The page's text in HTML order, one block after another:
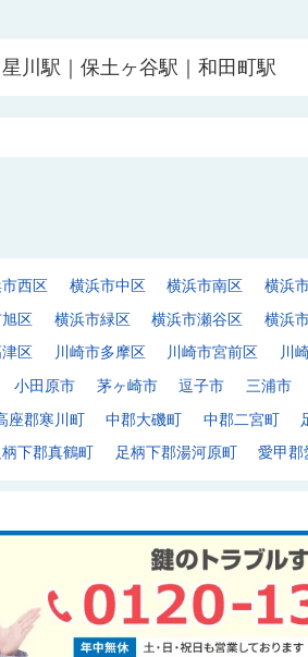
川駅｜保土ヶ谷駅｜和田町駅
西区 横浜市中区 横浜市南区 横浜
区 横浜市緑区 横浜市瀬谷区 横浜
区 川崎市多摩区 川崎市宮前区 川
小田原市 茅ヶ崎市 逗子市 三浦市
座郡寒川町 中郡大磯町 中郡二宮町
柄下郡真鶴町 足柄下郡湯河原町 愛甲郡